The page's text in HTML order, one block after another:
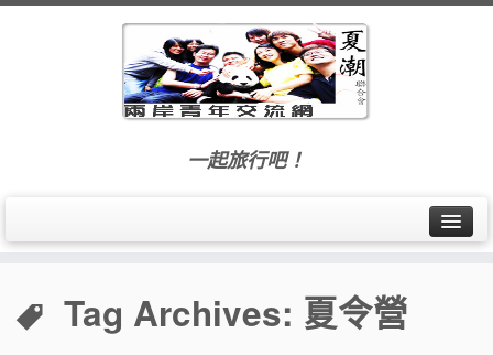
一起旅行吧！
最新訊息
Tag Archives: 夏令營